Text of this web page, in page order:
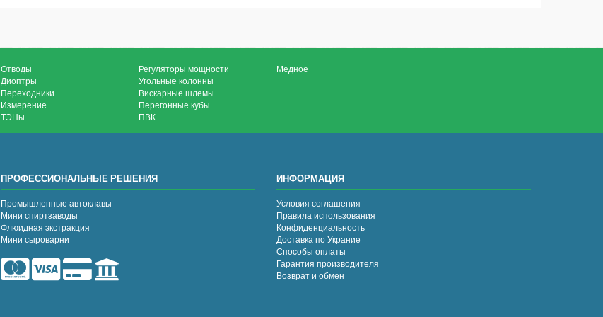
Отводы
Диоптры
Переходники
Измерение
ТЭНы
Регуляторы мощности
Угольные колонны
Вискарные шлемы
Перегонные кубы
ПВК
Медное
ПРОФЕССИОНАЛЬНЫЕ РЕШЕНИЯ
Промышленные автоклавы
Мини спиртзаводы
Флюидная экстракция
Мини сыроварни
ИНФОРМАЦИЯ
Условия соглашения
Правила использования
Конфиденциальность
Доставка по Украние
Способы оплаты
Гарантия производителя
Возврат и обмен